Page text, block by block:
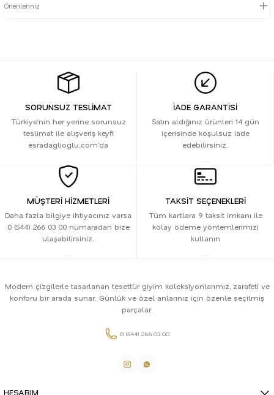
Önerileriniz
SORUNSUZ TESLİMAT
Türkiye’nin her yerine sorunsuz
teslimat ile alışveriş keyfi
esradaglioglu.com’da
İADE GARANTİSİ
Satın aldığınız ürünleri 14 gün
içerisinde koşulsuz iade
edebilirsiniz.
MÜŞTERİ HİZMETLERİ
Daha fazla bilgiye ihtiyacınız varsa
0 (544) 266 03 00 numaradan bize
ulaşabilirsiniz.
TAKSİT SEÇENEKLERİ
Tüm kartlara 9 taksit imkanı ile
kolay ödeme yöntemlerimizi
kullanın
Modern çizgilerle tasarlanan tesettür giyim koleksiyonlarımız, zarafeti ve
konforu bir arada sunar. Günlük ve özel anlarınız için özenle seçilmiş
parçalar.
0 (544) 266 03 00
HESABIM